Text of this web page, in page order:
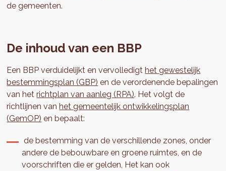
de gemeenten.
De inhoud van een BBP
Een BBP verduidelijkt en vervolledigthet gewestelijk
bestemmingsplan (GBP) en de verordenende bepalingen
van hetrichtplan van aanleg (RPA). Het volgt de
richtlijnen vanhet gemeentelijk ontwikkelingsplan
(GemOP) en bepaalt:
de bestemming van de verschillende zones, onder
andere de bebouwbare en groene ruimtes, en de
voorschriften die er gelden, Het kan ook